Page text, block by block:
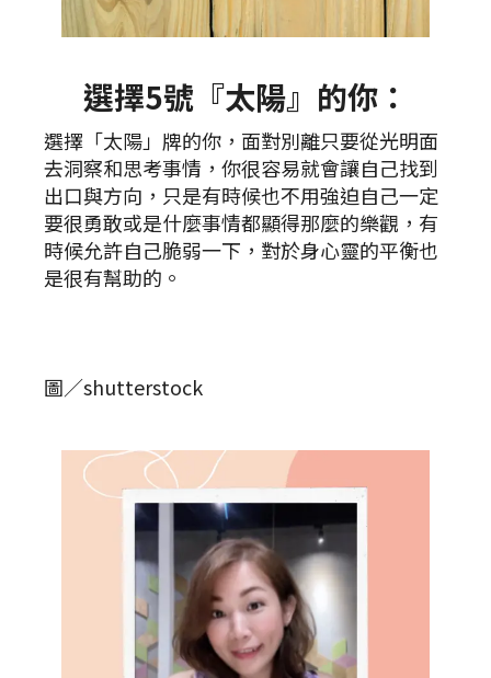
選擇5號『太陽』的你：
選擇「太陽」牌的你，面對別離只要從光明面
去洞察和思考事情，你很容易就會讓自己找到
出口與方向，只是有時候也不用強迫自己一定
要很勇敢或是什麼事情都顯得那麼的樂觀，有
時候允許自己脆弱一下，對於身心靈的平衡也
是很有幫助的。
圖／shutterstock